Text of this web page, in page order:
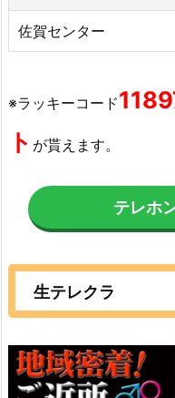
佐賀センター
※ラッキーコード
ト が貰えます。
テレホ
生テレクラ